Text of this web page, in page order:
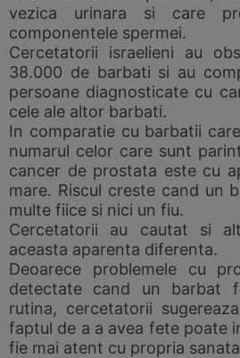
vezica urinara si care
componentele spermei.
Cercetatorii israelieni au
38.000 de barbati si au
persoane diagnosticate cu
cele ale altor barbati.
In comparatie cu barbatii
numarul celor care sunt
cancer de prostata este cu
mare. Riscul creste cand un
multe fiice si nici un fiu.
Cercetatorii au cautat si
aceasta aparenta diferenta.
Deoarece problemele cu
detectate cand un barbat
rutina, cercetatorii
faptul de a a avea fete poate
fie mai atent cu propria